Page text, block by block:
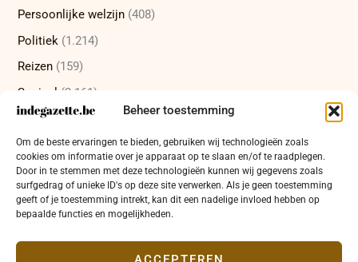
Beheer toestemming
Om de beste ervaringen te bieden, gebruiken wij technologieën zoals
cookies om informatie over je apparaat op te slaan en/of te raadplegen.
Door in te stemmen met deze technologieën kunnen wij gegevens zoals
surfgedrag of unieke ID's op deze site verwerken. Als je geen toestemming
geeft of je toestemming intrekt, kan dit een nadelige invloed hebben op
bepaalde functies en mogelijkheden.
Persoonlijke welzijn (408)
Politiek (1.214)
Reizen (159)
Sociaal (2.161)
Sport(232)
Technologie(415)
Uncategorized(12)
Wetenschap(473)
Wetenschappelijke ontdekkingen